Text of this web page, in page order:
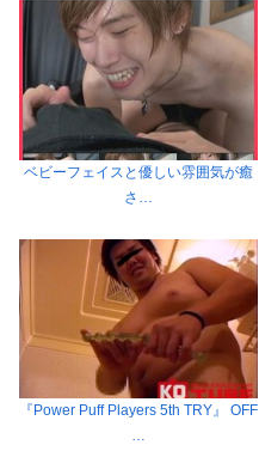
ベビーフェイスと優しい雰囲気が癒
さ…
『Power Puff Players 5th TRY』 OFF
…